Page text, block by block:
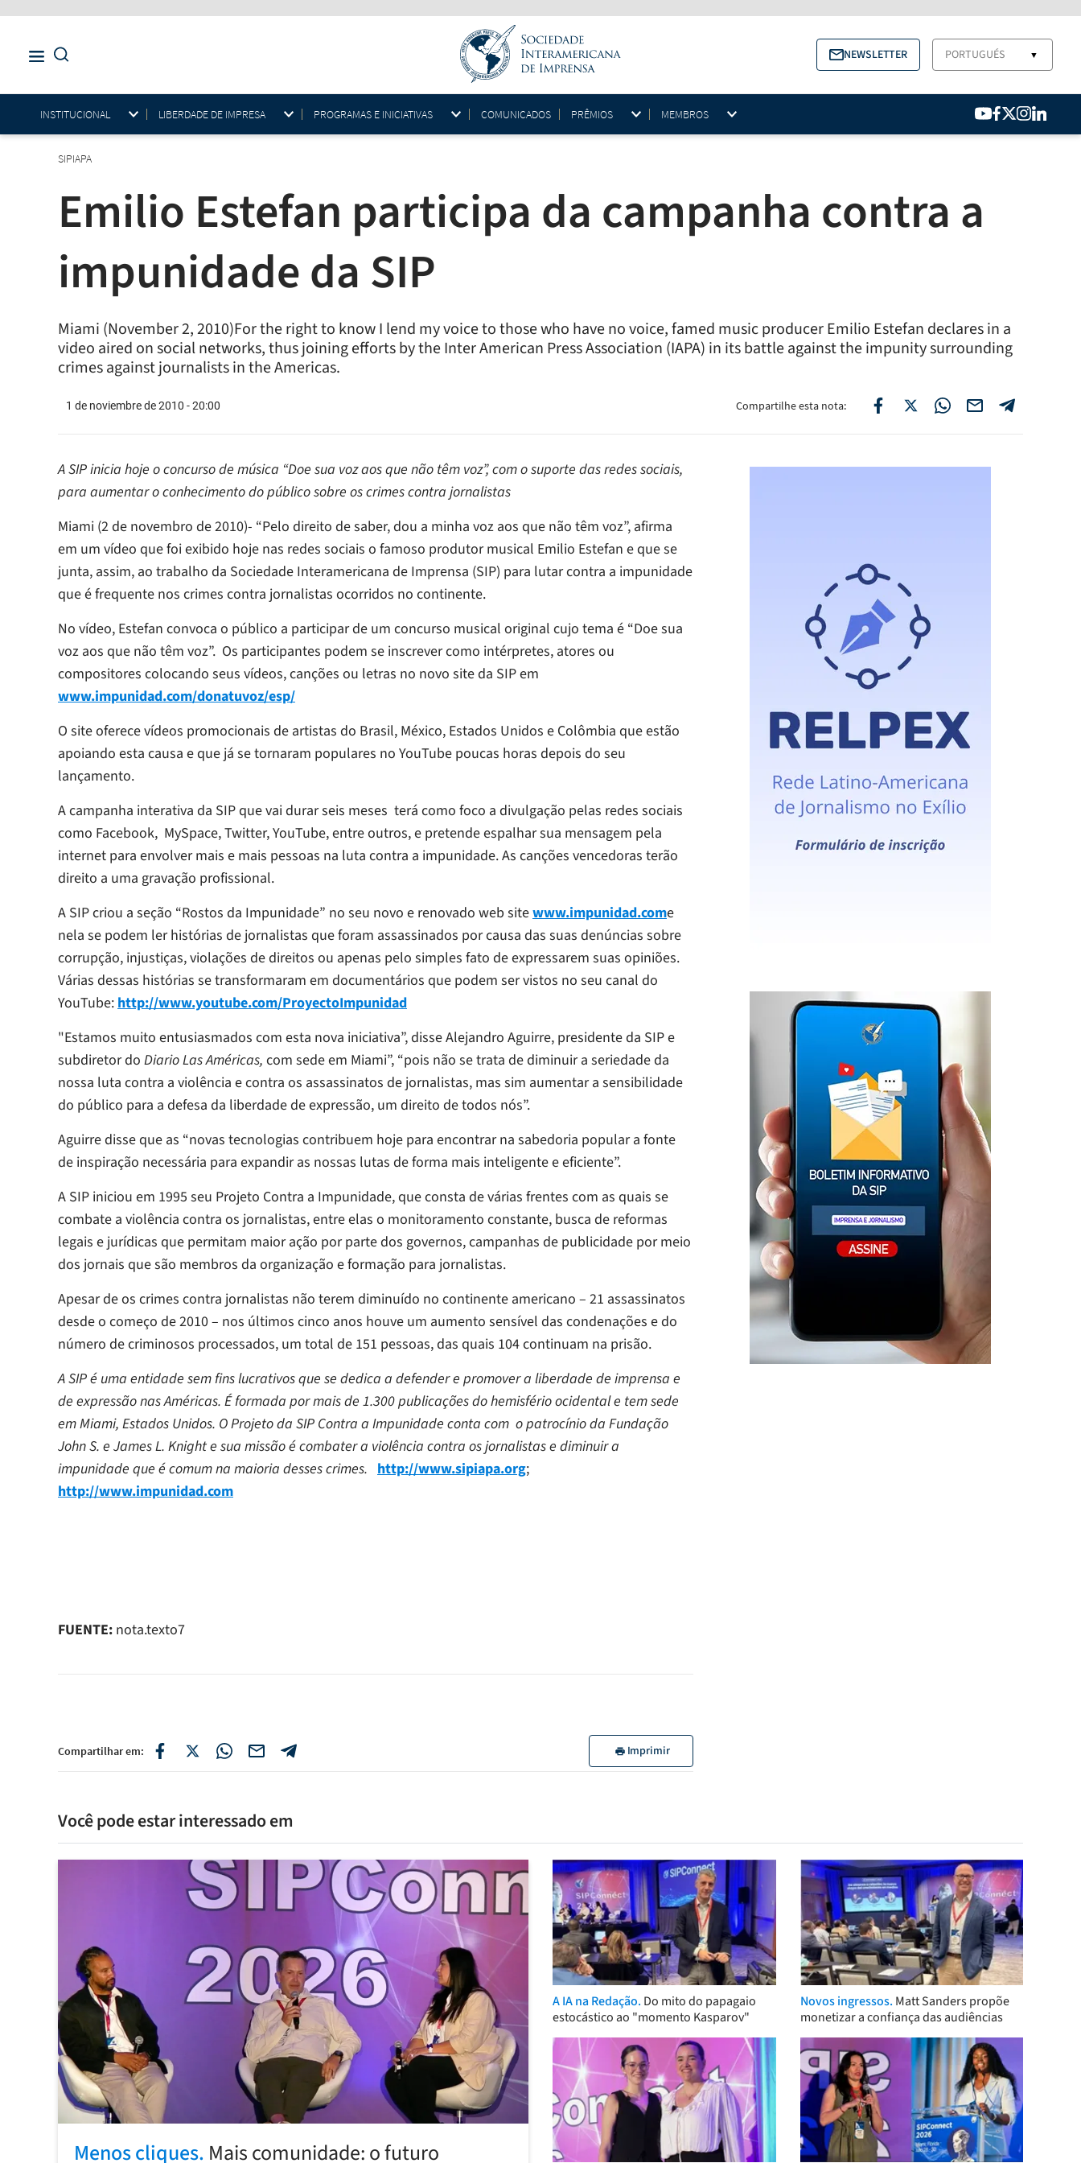
NEWSLETTER PORTUGUÉS ▼
INSTITUCIONAL LIBERDADE DE IMPRESA PROGRAMAS E INICIATIVAS COMUNICADOS PRÊMIOS MEMBROS
SIPIAPA
Emilio Estefan participa da campanha contra a
impunidade da SIP
Miami (November 2, 2010)For the right to know I lend my voice to those who have no voice, famed music producer Emilio Estefan declares in a
video aired on social networks, thus joining efforts by the Inter American Press Association (IAPA) in its battle against the impunity surrounding
crimes against journalists in the Americas.
1 de noviembre de 2010 - 20:00 Compartilhe esta nota:
A SIP inicia hoje o concurso de música “Doe sua voz aos que não têm voz”, com o suporte das redes sociais,
para aumentar o conhecimento do público sobre os crimes contra jornalistas
Miami (2 de novembro de 2010)- “Pelo direito de saber, dou a minha voz aos que não têm voz”, afirma
em um vídeo que foi exibido hoje nas redes sociais o famoso produtor musical Emilio Estefan e que se
junta, assim, ao trabalho da Sociedade Interamericana de Imprensa (SIP) para lutar contra a impunidade
que é frequente nos crimes contra jornalistas ocorridos no continente.
No vídeo, Estefan convoca o público a participar de um concurso musical original cujo tema é “Doe sua
voz aos que não têm voz”. Os participantes podem se inscrever como intérpretes, atores ou
compositores colocando seus vídeos, canções ou letras no novo site da SIP em
www.impunidad.com/donatuvoz/esp/
O site oferece vídeos promocionais de artistas do Brasil, México, Estados Unidos e Colômbia que estão
apoiando esta causa e que já se tornaram populares no YouTube poucas horas depois do seu
lançamento.
A campanha interativa da SIP que vai durar seis meses terá como foco a divulgação pelas redes sociais
como Facebook, MySpace, Twitter, YouTube, entre outros, e pretende espalhar sua mensagem pela
internet para envolver mais e mais pessoas na luta contra a impunidade. As canções vencedoras terão
direito a uma gravação profissional.
A SIP criou a seção “Rostos da Impunidade” no seu novo e renovado web sitewww.impunidad.come
nela se podem ler histórias de jornalistas que foram assassinados por causa das suas denúncias sobre
corrupção, injustiças, violações de direitos ou apenas pelo simples fato de expressarem suas opiniões.
Várias dessas histórias se transformaram em documentários que podem ser vistos no seu canal do
YouTube:http://www.youtube.com/ProyectoImpunidad
"Estamos muito entusiasmados com esta nova iniciativa”, disse Alejandro Aguirre, presidente da SIP e
subdiretor do Diario Las Américas, com sede em Miami”, “pois não se trata de diminuir a seriedade da
nossa luta contra a violência e contra os assassinatos de jornalistas, mas sim aumentar a sensibilidade
do público para a defesa da liberdade de expressão, um direito de todos nós”.
Aguirre disse que as “novas tecnologias contribuem hoje para encontrar na sabedoria popular a fonte
de inspiração necessária para expandir as nossas lutas de forma mais inteligente e eficiente”.
A SIP iniciou em 1995 seu Projeto Contra a Impunidade, que consta de várias frentes com as quais se
combate a violência contra os jornalistas, entre elas o monitoramento constante, busca de reformas
legais e jurídicas que permitam maior ação por parte dos governos, campanhas de publicidade por meio
dos jornais que são membros da organização e formação para jornalistas.
Apesar de os crimes contra jornalistas não terem diminuído no continente americano – 21 assassinatos
desde o começo de 2010 – nos últimos cinco anos houve um aumento sensível das condenações e do
número de criminosos processados, um total de 151 pessoas, das quais 104 continuam na prisão.
A SIP é uma entidade sem fins lucrativos que se dedica a defender e promover a liberdade de imprensa e
de expressão nas Américas. É formada por mais de 1.300 publicações do hemisfério ocidental e tem sede
em Miami, Estados Unidos. O Projeto da SIP Contra a Impunidade conta com o patrocínio da Fundação
John S. e James L. Knight e sua missão é combater a violência contra os jornalistas e diminuir a
impunidade que é comum na maioria desses crimes. http://www.sipiapa.org;
http://www.impunidad.com
FUENTE: nota.texto7
Compartilhar em: Imprimir
Você pode estar interessado em
Menos cliques. Mais comunidade: o futuro
A IA na Redação. Do mito do papagaio
estocástico ao "momento Kasparov"
Novos ingressos. Matt Sanders propõe
monetizar a confiança das audiências